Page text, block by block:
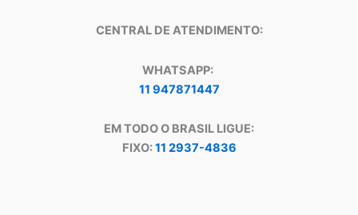
CENTRAL DE ATENDIMENTO:
WHATSAPP:
11 947871447
EM TODO O BRASIL LIGUE:
FIXO:11 2937-4836